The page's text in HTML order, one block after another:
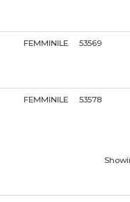
FEMMINILE 53569
FEMMINILE 53578